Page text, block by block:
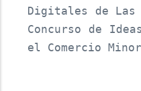
Digitales de Las
Concurso de
el Comercio